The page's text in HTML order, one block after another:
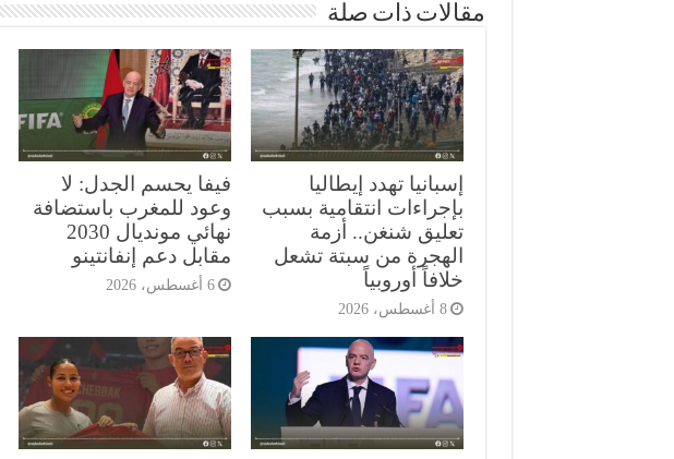
مقالات ذات صلة
إسبانيا تهدد إيطاليا
بإجراءات انتقامية بسبب
تعليق شنغن.. أزمة
الهجرة من سبتة تشعل
خلافاً أوروبياً
8 أغسطس، 2026
فيفا يحسم الجدل: لا
وعود للمغرب باستضافة
نهائي مونديال 2030
مقابل دعم إنفانتينو
6 أغسطس، 2026